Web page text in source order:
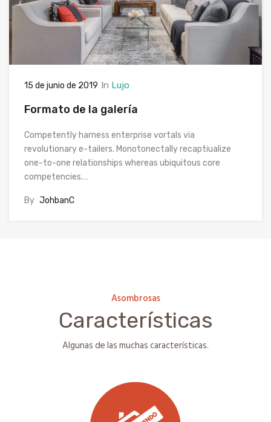
15 de junio de 2019 In Lujo
Formato de la galería
Competently harness enterprise vortals via
revolutionary e-tailers. Monotonectally recaptiualize
one-to-one relationships whereas ubiquitous core
competencies.…
By JohbanC
Asombrosas
Características
Algunas de las muchas características.